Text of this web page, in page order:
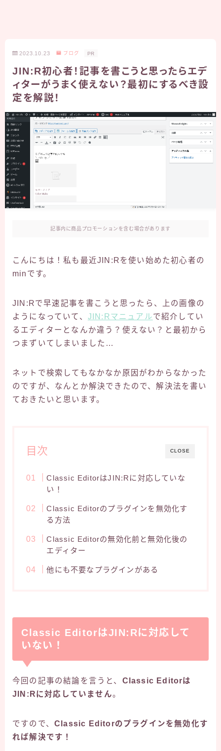
2023.10.23 ブログ PR
JIN:R初心者！記事を書こうと思ったらエデ
ィターがうまく使えない？最初にするべき設
定を解説！
記事内に商品プロモーションを含む場合があります
こんにちは！私も最近JIN:Rを使い始めた初心者の
minです。
JIN:Rで早速記事を書こうと思ったら、上の画像の
ようになっていて、 JIN:Rマニュアルで紹介してい
るエディターとなんか違う？使えない？と最初から
つまずいてしまいました…
ネットで検索してもなかなか原因がわからなかった
のですが、なんとか解決できたので、解決法を書い
ておきたいと思います。
CLOSE
目次
Classic EditorはJIN:Rに対応していな
い！
Classic Editorのプラグインを無効化す
る方法
Classic Editorの無効化前と無効化後の
エディター
他にも不要なプラグインがある
Classic EditorはJIN:Rに対応して
いない！
今回の記事の結論を言うと、 Classic Editorは
JIN:Rに対応していません。
ですので、 Classic Editorのプラグインを無効化す
れば解決です！